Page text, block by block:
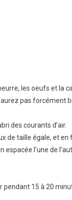
les oeufs et la
pas forcément
des courants d’air.
de taille égale, et en
l’une de
15 à 20